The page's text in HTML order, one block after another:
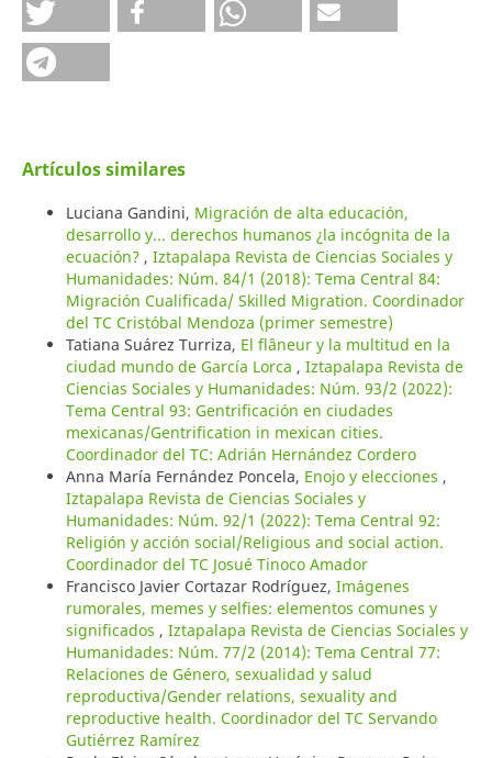
Artículos similares
Luciana Gandini, Migración de alta educación,
desarrollo y... derechos humanos ¿la incógnita de la
ecuación? , Iztapalapa Revista de Ciencias Sociales y
Humanidades: Núm. 84/1 (2018): Tema Central 84:
Migración Cualificada/ Skilled Migration. Coordinador
del TC Cristóbal Mendoza (primer semestre)
Tatiana Suárez Turriza, El flâneur y la multitud en la
ciudad mundo de García Lorca , Iztapalapa Revista de
Ciencias Sociales y Humanidades: Núm. 93/2 (2022):
Tema Central 93: Gentrificación en ciudades
mexicanas/Gentrification in mexican cities.
Coordinador del TC: Adrián Hernández Cordero
Anna María Fernández Poncela, Enojo y elecciones ,
Iztapalapa Revista de Ciencias Sociales y
Humanidades: Núm. 92/1 (2022): Tema Central 92:
Religión y acción social/Religious and social action.
Coordinador del TC Josué Tinoco Amador
Francisco Javier Cortazar Rodríguez, Imágenes
rumorales, memes y selfies: elementos comunes y
significados , Iztapalapa Revista de Ciencias Sociales y
Humanidades: Núm. 77/2 (2014): Tema Central 77:
Relaciones de Género, sexualidad y salud
reproductiva/Gender relations, sexuality and
reproductive health. Coordinador del TC Servando
Gutiérrez Ramírez